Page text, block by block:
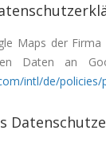
Maps der
Daten an
intl/de/policies/